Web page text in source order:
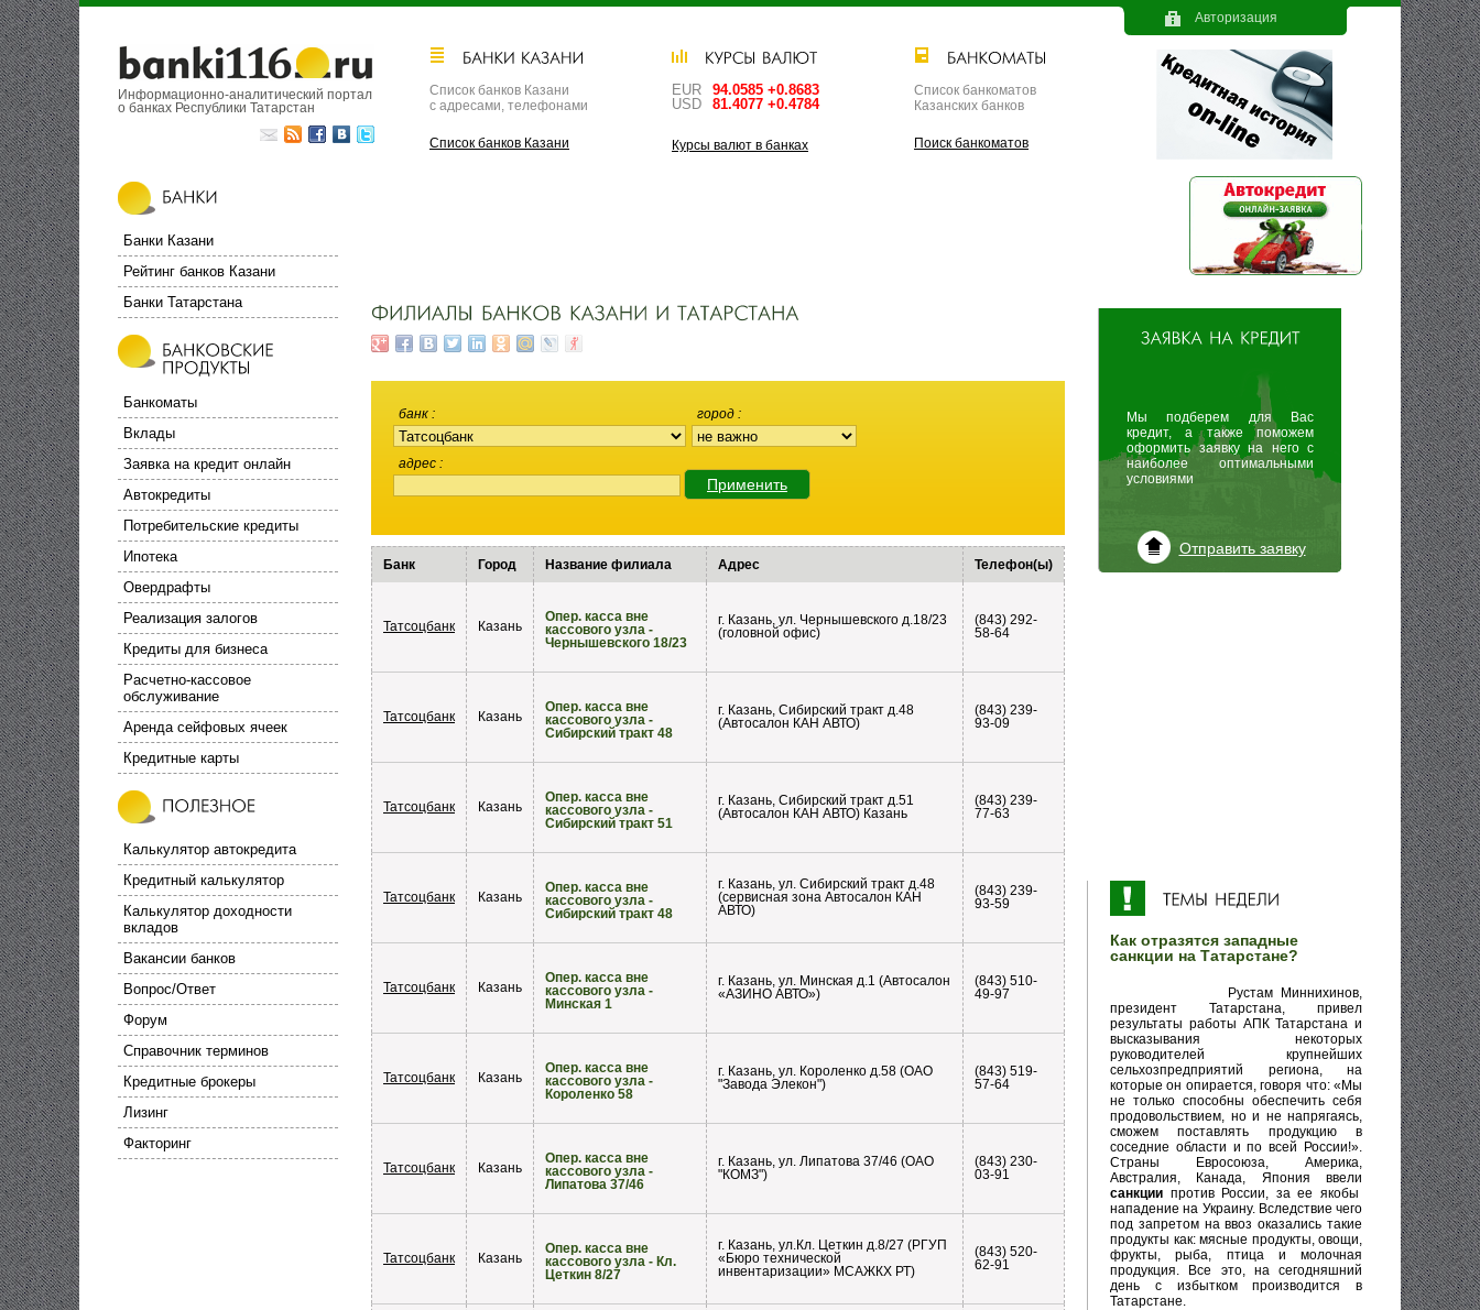
банк город
адрес
Банк Город Название филиала Адрес Телефон(ы)
Татсоцбанк Казань
Опер. касса вне
кассового узла -
Чернышевского 18/23
г. Казань, ул. Чернышевского д.18/23
(головной офис)
(843) 292-
58-64
Татсоцбанк Казань
Опер. касса вне
кассового узла -
Сибирский тракт 48
г. Казань, Сибирский тракт д.48
(Автосалон КАН АВТО)
(843) 239-
93-09
Татсоцбанк Казань
Опер. касса вне
кассового узла -
Сибирский тракт 51
г. Казань, Сибирский тракт д.51
(Автосалон КАН АВТО) Казань
(843) 239-
77-63
Татсоцбанк Казань
Опер. касса вне
кассового узла -
Сибирский тракт 48
г. Казань, ул. Сибирский тракт д.48
(сервисная зона Автосалон КАН
АВТО)
(843) 239-
93-59
Татсоцбанк Казань
Опер. касса вне
кассового узла -
Минская 1
г. Казань, ул. Минская д.1 (Автосалон
«АЗИНО АВТО»)
(843) 510-
49-97
Татсоцбанк Казань
Опер. касса вне
кассового узла -
Короленко 58
г. Казань, ул. Короленко д.58 (ОАО
"Завода Элекон")
(843) 519-
57-64
Татсоцбанк Казань
Опер. касса вне
кассового узла -
Липатова 37/46
г. Казань, ул. Липатова 37/46 (ОАО
"КОМЗ")
(843) 230-
03-91
Татсоцбанк Казань
Опер. касса вне
кассового узла - Кл.
Цеткин 8/27
г. Казань, ул.Кл. Цеткин д.8/27 (РГУП
«Бюро технической
инвентаризации» МСАЖКХ РТ)
(843) 520-
62-91
Мы подберем для Вас
кредит, а также поможем
оформить заявку на него с
наиболее оптимальными
условиями
Отправить заявку
Как отразятся западные
санкции на Татарстане?
Рустам Миннихинов,
президент Татарстана, привел
результаты работы АПК Татарстана и
высказывания некоторых
руководителей крупнейших
сельхозпредприятий региона, на
которые он опирается, говоря что: «Мы
не только способны обеспечить себя
продовольствием, но и не напрягаясь,
сможем поставлять продукцию в
соседние области и по всей России!».
Страны Евросоюза, Америка,
Австралия, Канада, Япония ввели
санкции против России, за ее якобы
нападение на Украину. Вследствие чего
под запретом на ввоз оказались такие
продукты как: мясные продукты, овощи,
фрукты, рыба, птица и молочная
продукция. Все это, на сегодняшний
день с избытком производится в
Татарстане.
Авторизация
Информационно-аналитический портал
о банках Республики Татарстан
Список банков Казани
с адресами, телефонами
Список банков Казани
EUR
94.0585 +0.8683
USD
81.4077 +0.4784
Курсы валют в банках
Список банкоматов
Казанских банков
Поиск банкоматов
Банки Казани
Рейтинг банков Казани
Банки Татарстана
Банкоматы
Вклады
Заявка на кредит онлайн
Автокредиты
Потребительские кредиты
Ипотека
Овердрафты
Реализация залогов
Кредиты для бизнеса
Расчетно-кассовое
обслуживание
Аренда сейфовых ячеек
Кредитные карты
Калькулятор автокредита
Кредитный калькулятор
Калькулятор доходности
вкладов
Вакансии банков
Вопрос/Ответ
Форум
Справочник терминов
Кредитные брокеры
Лизинг
Факторинг